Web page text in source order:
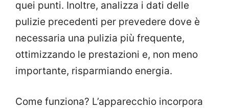
quei punti. Inoltre, analizza i dati delle
pulizie precedenti per prevedere dove è
necessaria una pulizia più frequente,
ottimizzando le prestazioni e, non meno
importante, risparmiando energia.
Come funziona? L’apparecchio incorpora